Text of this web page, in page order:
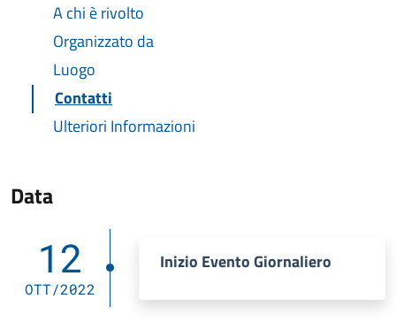
A chi è rivolto
Organizzato da
Luogo
Contatti
Ulteriori Informazioni
Data
12
OTT/2022
Inizio Evento Giornaliero